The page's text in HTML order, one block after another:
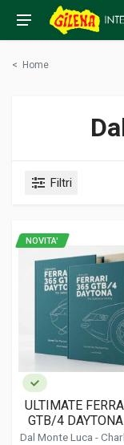
< Home
Filtri
NOVITA'
ULTIMATE
GTB/4
DEFINITIVE
Dal Monte Luca -